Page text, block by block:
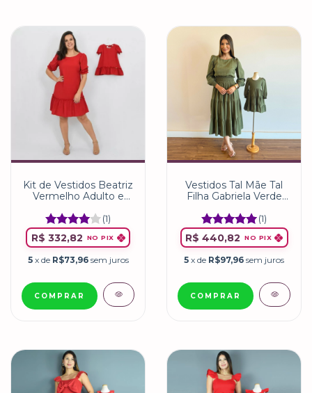
Kit de Vestidos Beatriz
Vermelho Adulto e
(1)
R$ 332,82 NO PIX
5 x de R$73,96 sem juros
COMPRAR
Vestidos Tal Mãe Tal
Filha Gabriela Verde
(1)
R$ 440,82 NO PIX
5 x de R$97,96 sem juros
COMPRAR